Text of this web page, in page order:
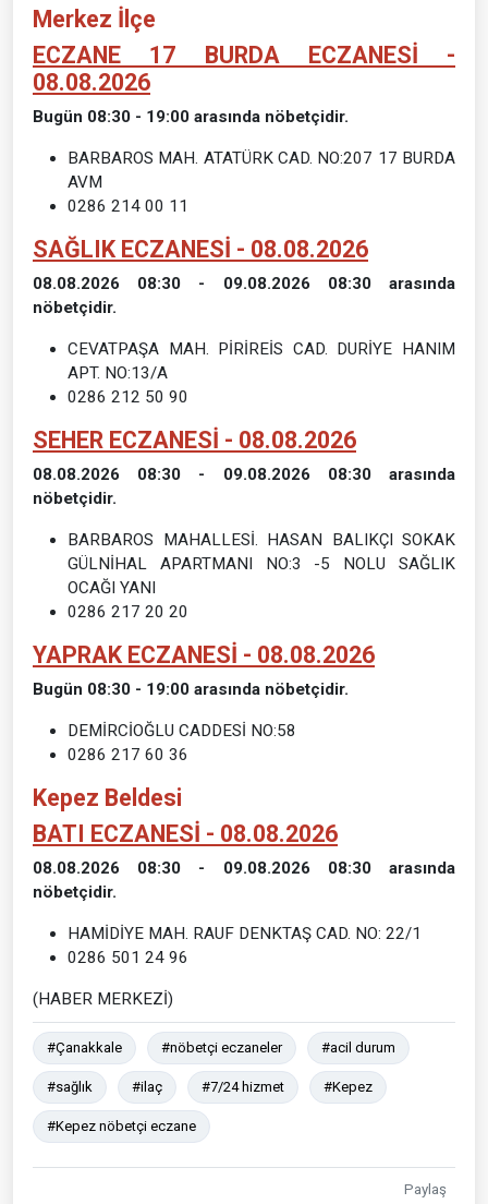
Merkez İlçe
ECZANE 17 BURDA ECZANESİ -
08.08.2026
Bugün 08:30 - 19:00 arasında nöbetçidir.
BARBAROS MAH. ATATÜRK CAD. NO:207 17 BURDA
AVM
0286 214 00 11
SAĞLIK ECZANESİ - 08.08.2026
08.08.2026 08:30 - 09.08.2026 08:30 arasında
nöbetçidir.
CEVATPAŞA MAH. PİRİREİS CAD. DURİYE HANIM
APT. NO:13/A
0286 212 50 90
SEHER ECZANESİ - 08.08.2026
08.08.2026 08:30 - 09.08.2026 08:30 arasında
nöbetçidir.
BARBAROS MAHALLESİ. HASAN BALIKÇI SOKAK
GÜLNİHAL APARTMANI NO:3 -5 NOLU SAĞLIK
OCAĞI YANI
0286 217 20 20
YAPRAK ECZANESİ - 08.08.2026
Bugün 08:30 - 19:00 arasında nöbetçidir.
DEMİRCİOĞLU CADDESİ NO:58
0286 217 60 36
Kepez Beldesi
BATI ECZANESİ - 08.08.2026
08.08.2026 08:30 - 09.08.2026 08:30 arasında
nöbetçidir.
HAMİDİYE MAH. RAUF DENKTAŞ CAD. NO: 22/1
0286 501 24 96
(HABER MERKEZİ)
#Çanakkale #nöbetçi eczaneler #acil durum
#sağlık #ilaç #7/24 hizmet #Kepez
#Kepez nöbetçi eczane
Paylaş